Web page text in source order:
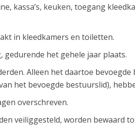
kassa’s, keuken, toegang
in kleedkamers en toiletten.
gedurende het gehele jaar plaats.
Alleen het daartoe
het bevoegde bestuurslid),
overschreven.
veiliggesteld, worden bewaard